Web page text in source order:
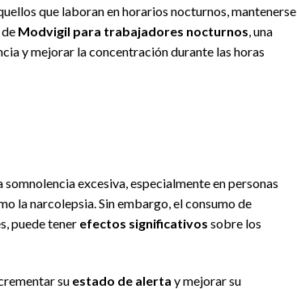
que laboran en horarios nocturnos, mantenerse
Modvigil para trabajadores nocturnos, una
y mejorar la concentración durante las horas
excesiva, especialmente en personas
la narcolepsia. Sin embargo, el consumo de
puede tener efectos significativos sobre los
su estado de alerta y mejorar su